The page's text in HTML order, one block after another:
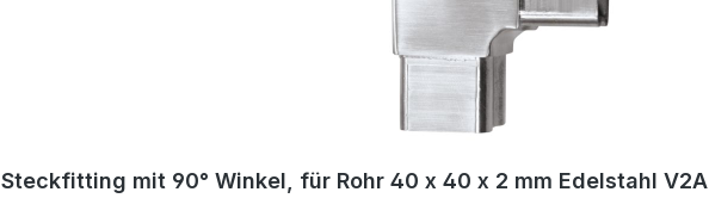
Steckfitting mit 90° Winkel, für Rohr 40 x 40 x 2 mm Edelstahl V2A